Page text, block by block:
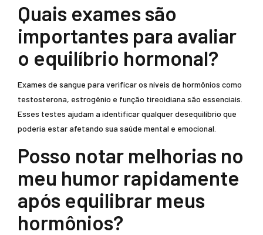
Quais exames são
importantes para avaliar
o equilíbrio hormonal?
Exames de sangue para verificar os níveis de hormônios como
testosterona, estrogênio e função tireoidiana são essenciais.
Esses testes ajudam a identificar qualquer desequilíbrio que
poderia estar afetando sua saúde mental e emocional.
Posso notar melhorias no
meu humor rapidamente
após equilibrar meus
hormônios?